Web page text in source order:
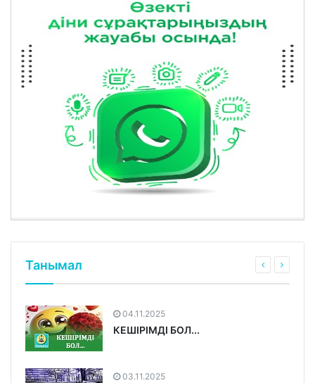
Танымал
04.11.2025
КЕШІРІМДІ БОЛ...
03.11.2025